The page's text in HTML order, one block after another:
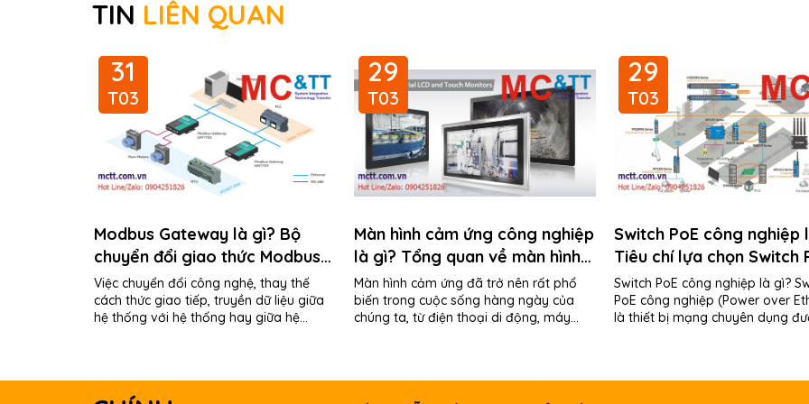
TIN LIÊN QUAN
31
T03
Modbus Gateway là gì? Bộ
chuyển đổi giao thức Modbus
RTU/ASCII sang Modbus TCP
Việc chuyển đổi công nghệ, thay thế
cách thức giao tiếp, truyền dữ liệu giữa
hệ thống với hệ thống hay giữa hệ
29
T03
Màn hình cảm ứng công nghiệp
là gì? Tổng quan về màn hình
LCD công nghiệp
Màn hình cảm ứng đã trở nên rất phổ
biến trong cuộc sống hàng ngày của
chúng ta, từ điện thoại di động, máy
29
T03
Switch PoE công nghiệp
Tiêu chí lựa chọn Switch
cho ứng dụng công
Switch PoE công nghiệp là gì?
PoE công nghiệp (Power over
là thiết bị mạng chuyên dụng